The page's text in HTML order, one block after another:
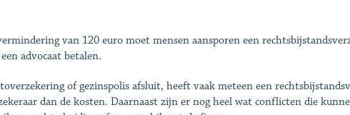
van 120 euro moet mensen aansporen een
advocaat betalen.
of gezinspolis afsluit, heeft vaak meteen een
dan de kosten. Daarnaast zijn er nog heel wat conflicten die